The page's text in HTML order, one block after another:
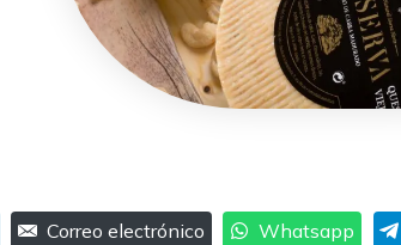
Correo electrónico Whatsapp